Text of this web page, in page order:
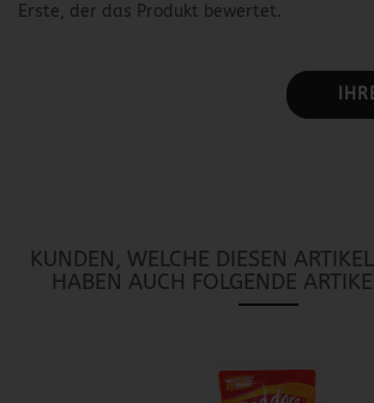
Erste, der das Produkt bewertet.
KUNDEN, WELCHE DIESEN
HABEN AUCH FOLGENDE